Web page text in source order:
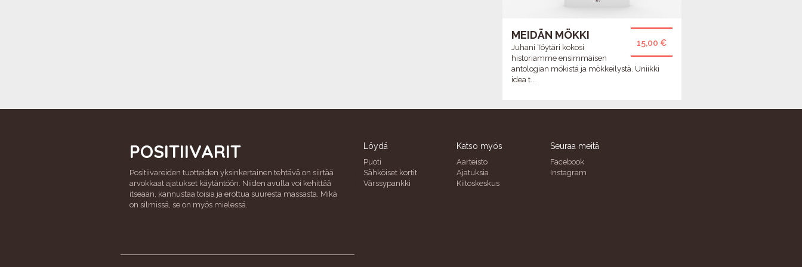
15,00 €
MEIDÄN MÖKKI
Juhani Töytäri kokosi
historiamme ensimmäisen
antologian mökistä ja mökkeilystä. Uniikki
idea t...
POSITIIVARIT
Positiivareiden tuotteiden yksinkertainen tehtävä on siirtää
arvokkaat ajatukset käytäntöön. Niiden avulla voi kehittää
itseään, kannustaa toisia ja erottua suuresta massasta. Mikä
on silmissä, se on myös mielessä.
Löydä
Puoti
Sähköiset kortit
Värssypankki
Katso myös
Aarteisto
Ajatuksia
Kiitoskeskus
Seuraa meitä
Facebook
Instagram